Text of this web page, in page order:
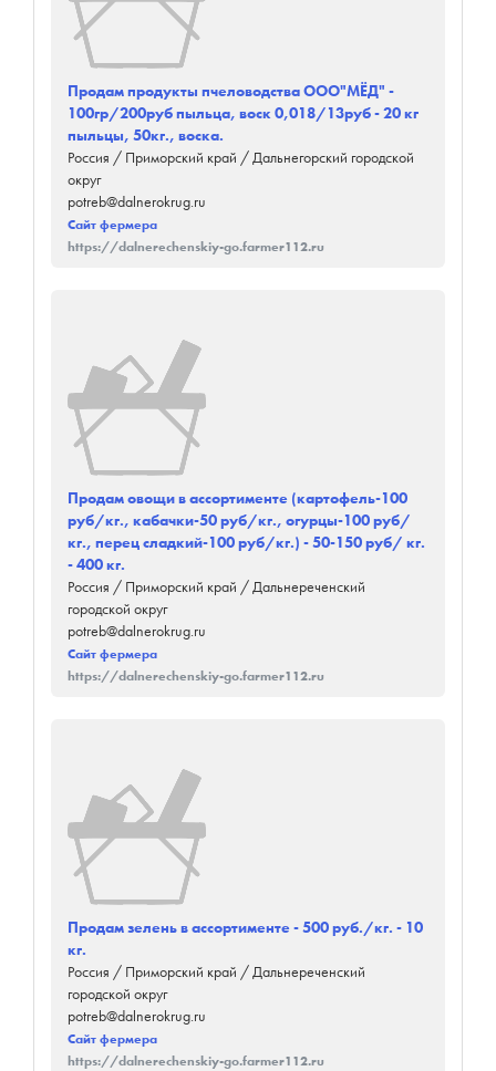
Продам продукты пчеловодства ООО"МЁД" -
100гр/200руб пыльца, воск 0,018/13руб - 20 кг
пыльцы, 50кг., воска.
Россия / Приморский край / Дальнегорский городской
округ
potreb@dalnerokrug.ru
Сайт фермера
https://dalnerechenskiy-go.farmer112.ru
Продам овощи в ассортименте (картофель-100
руб/кг., кабачки-50 руб/кг., огурцы-100 руб/
кг., перец сладкий-100 руб/кг.) - 50-150 руб/ кг.
- 400 кг.
Россия / Приморский край / Дальнереченский
городской округ
potreb@dalnerokrug.ru
Сайт фермера
https://dalnerechenskiy-go.farmer112.ru
Продам зелень в ассортименте - 500 руб./кг. - 10
кг.
Россия / Приморский край / Дальнереченский
городской округ
potreb@dalnerokrug.ru
Сайт фермера
https://dalnerechenskiy-go.farmer112.ru